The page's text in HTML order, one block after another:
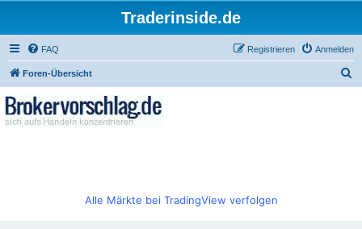
Traderinside.de
FAQ Anmelden
Registrieren
Foren-Übersicht
Alle Märkte bei TradingView verfolgen